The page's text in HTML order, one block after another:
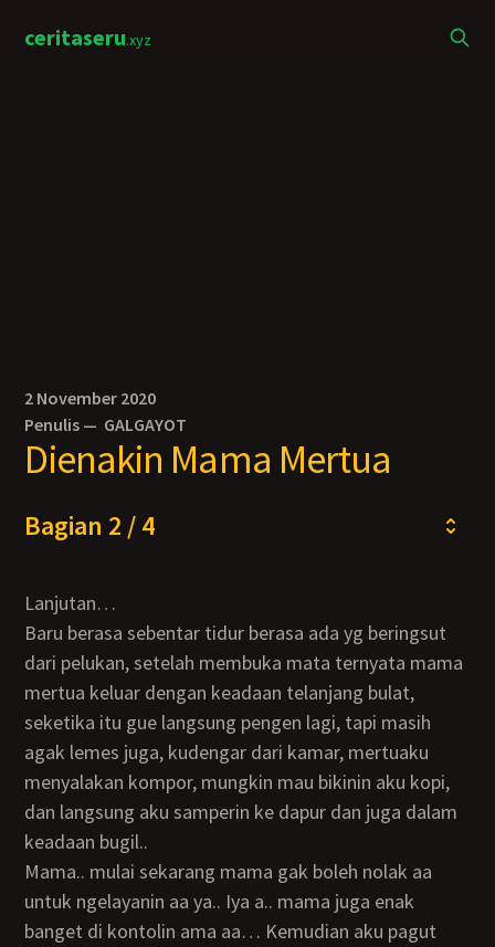
ceritaseru.xyz
2 November 2020
Penulis — GALGAYOT
Dienakin Mama Mertua
Bagian 2 / 4
Lanjutan…
Baru berasa sebentar tidur berasa ada yg beringsut
dari pelukan, setelah membuka mata ternyata mama
mertua keluar dengan keadaan telanjang bulat,
seketika itu gue langsung pengen lagi, tapi masih
agak lemes juga, kudengar dari kamar, mertuaku
menyalakan kompor, mungkin mau bikinin aku kopi,
dan langsung aku samperin ke dapur dan juga dalam
keadaan bugil..
Mama.. mulai sekarang mama gak boleh nolak aa
untuk ngelayanin aa ya.. Iya a.. mama juga enak
banget di kontolin ama aa… Kemudian aku pagut